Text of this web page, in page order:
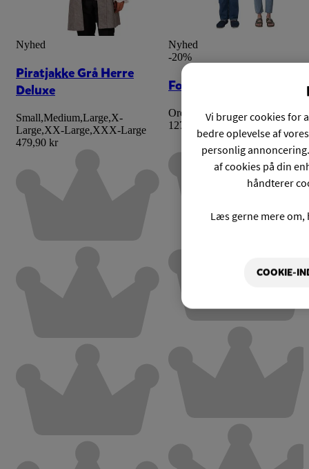
Nyhed
Piratjakke Grå Herre
Deluxe
Small,Medium,Large,X-
Large,XX-Large,XXX-Large
479,90 kr
Nyhed
-20%
Fotoramme Skelet
Ordinarie pris:159,90 kr
127,93 kr
Vi bruger cookies for
bedre oplevelse af
personlig
af cookies på din
håndterer
Læs gerne mere
COOKIE-